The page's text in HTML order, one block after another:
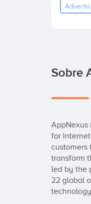
Sobre
AppNexus
for
customers
transform
led by the
22 global